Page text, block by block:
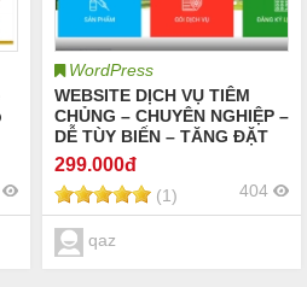
WordPress
WEBSITE DỊCH VỤ TIÊM
CHỦNG – CHUYÊN NGHIỆP –
DỄ TÙY BIẾN – TĂNG ĐẶT
LỊCH
299.000đ
(1) 404
qaz